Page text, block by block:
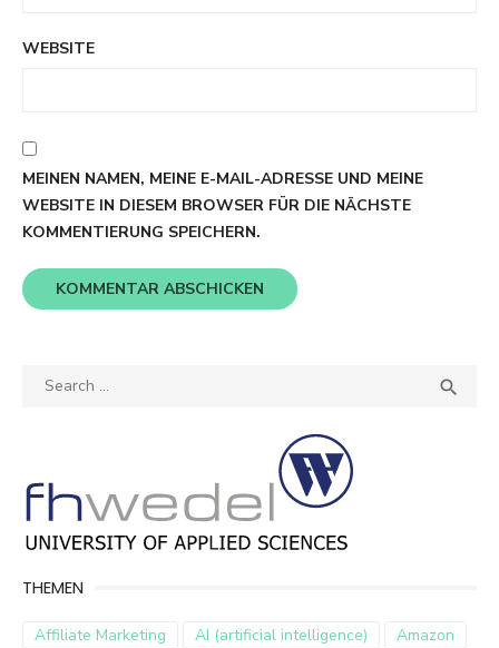
WEBSITE
MEINEN NAMEN, MEINE E-MAIL-ADRESSE UND MEINE
WEBSITE IN DIESEM BROWSER FÜR DIE NÄCHSTE
KOMMENTIERUNG SPEICHERN.
Search

THEMEN
Affiliate Marketing AI (artificial intelligence)
Amazon